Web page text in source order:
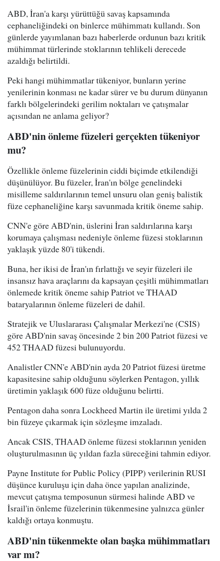
ABD, İran'a karşı yürüttüğü savaş kapsamında
cephaneliğindeki on binlerce mühimmatı kullandı. Son
günlerde yayımlanan bazı haberlerde ordunun bazı kritik
mühimmat türlerinde stoklarının tehlikeli derecede
azaldığı belirtildi.
Peki hangi mühimmatlar tükeniyor, bunların yerine
yenilerinin konması ne kadar sürer ve bu durum dünyanın
farklı bölgelerindeki gerilim noktaları ve çatışmalar
açısından ne anlama geliyor?
ABD'nin önleme füzeleri gerçekten tükeniyor
mu?
Özellikle önleme füzelerinin ciddi biçimde etkilendiği
düşünülüyor. Bu füzeler, İran'ın bölge genelindeki
misilleme saldırılarının temel unsuru olan geniş balistik
füze cephaneliğine karşı savunmada kritik öneme sahip.
CNN'e göre ABD'nin, üslerini İran saldırılarına karşı
korumaya çalışması nedeniyle önleme füzesi stoklarının
yaklaşık yüzde 80'i tükendi.
Buna, her ikisi de İran'ın fırlattığı ve seyir füzeleri ile
insansız hava araçlarını da kapsayan çeşitli mühimmatları
önlemede kritik öneme sahip Patriot ve THAAD
bataryalarının önleme füzeleri de dahil.
Stratejik ve Uluslararası Çalışmalar Merkezi'ne (CSIS)
göre ABD'nin savaş öncesinde 2 bin 200 Patriot füzesi ve
452 THAAD füzesi bulunuyordu.
Analistler CNN'e ABD'nin ayda 20 Patriot füzesi üretme
kapasitesine sahip olduğunu söylerken Pentagon, yıllık
üretimin yaklaşık 600 füze olduğunu belirtti.
Pentagon daha sonra Lockheed Martin ile üretimi yılda 2
bin füzeye çıkarmak için sözleşme imzaladı.
Ancak CSIS, THAAD önleme füzesi stoklarının yeniden
oluşturulmasının üç yıldan fazla süreceğini tahmin ediyor.
Payne Institute for Public Policy (PIPP) verilerinin RUSI
düşünce kuruluşu için daha önce yapılan analizinde,
mevcut çatışma temposunun sürmesi halinde ABD ve
İsrail'in önleme füzelerinin tükenmesine yalnızca günler
kaldığı ortaya konmuştu.
ABD'nin tükenmekte olan başka mühimmatları
var mı?